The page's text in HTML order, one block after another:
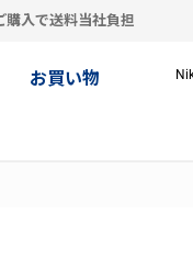
購入で送料当社負担
お買い物